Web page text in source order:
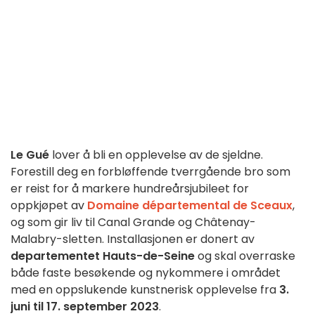
Le Gué lover å bli en opplevelse av de sjeldne.
Forestill deg en forbløffende tverrgående bro som
er reist for å markere hundreårsjubileet for
oppkjøpet av Domaine départemental de Sceaux,
og som gir liv til Canal Grande og Châtenay-
Malabry-sletten. Installasjonen er donert av
departementet Hauts-de-Seineog skal overraske
både faste besøkende og nykommere i området
med en oppslukende kunstnerisk opplevelse fra 3.
juni til 17. september 2023.